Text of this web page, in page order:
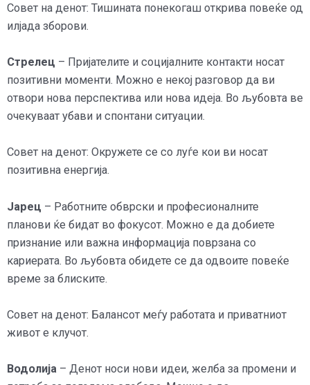
Совет на денот: Тишината понекогаш открива повеќе од
илјада зборови.
Стрелец – Пријателите и социјалните контакти носат
позитивни моменти. Можно е некој разговор да ви
отвори нова перспектива или нова идеја. Во љубовта ве
очекуваат убави и спонтани ситуации.
Совет на денот: Окружете се со луѓе кои ви носат
позитивна енергија.
Јарец – Работните обврски и професионалните
планови ќе бидат во фокусот. Можно е да добиете
признание или важна информација поврзана со
кариерата. Во љубовта обидете се да одвоите повеќе
време за блиските.
Совет на денот: Балансот меѓу работата и приватниот
живот е клучот.
Водолија – Денот носи нови идеи, желба за промени и